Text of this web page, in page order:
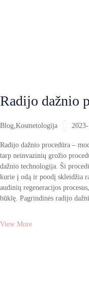
Blog,Kosmetologija
Radijo dažnio
Radijo dažnio procedūra –
tarp neinvazinių grožio
dažnio technologija. Ši
kurie į odą ir poodį skleidžia
audinių regeneracijos
būklę. Pagrindinės radijo
View More